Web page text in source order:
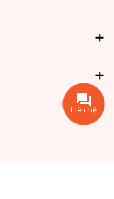
Liên hệ